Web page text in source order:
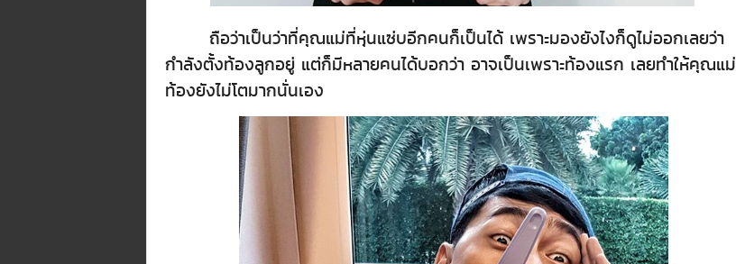
ถือว่าเป็นว่าที่คุณแม่ที่หุ่นแซ่บอีกคนก็เป็นได้ เพราะมองยังไงก็ดูไม่ออกเลยว่า
กำลังตั้งท้องลูกอยู่ แต่ก็มีหลายคนได้บอกว่า อาจเป็นเพราะท้องแรก เลยทำให้คุณแม่
ท้องยังไม่โตมากนั่นเอง